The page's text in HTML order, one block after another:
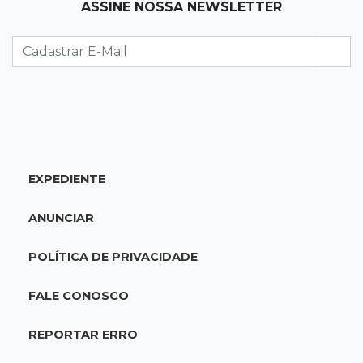
Granizo danifica telhados e plantações
durante temporal no interior
Vitória goleia Athletico-PR por 4 a 0 e avança
confronto com policiais militares
ASSINE NOSSA NEWSLETTER
EXPEDIENTE
ANUNCIAR
POLÍTICA DE PRIVACIDADE
FALE CONOSCO
REPORTAR ERRO